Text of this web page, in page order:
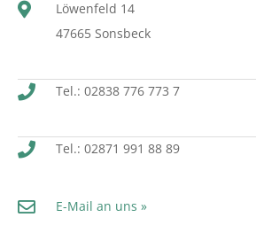
Löwenfeld 14
47665 Sonsbeck
Tel.: 02838 776 773 7
Tel.: 02871 991 88 89
E-Mail an uns »